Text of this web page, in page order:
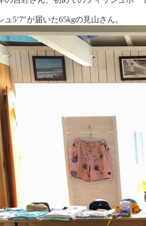
5’7″が届いた65kgの見山さん。